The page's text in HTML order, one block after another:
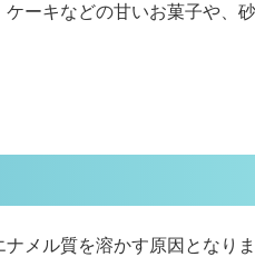
ーキなどの甘いお菓子や、
メル質を溶かす原因となり